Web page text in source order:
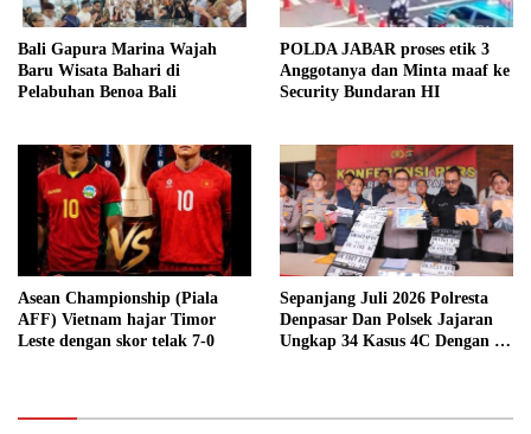
Bali Gapura Marina Wajah
Baru Wisata Bahari di
Pelabuhan Benoa Bali
POLDA JABAR proses etik 3
Anggotanya dan Minta maaf ke
Security Bundaran HI
Asean Championship (Piala
AFF) Vietnam hajar Timor
Leste dengan skor telak 7-0
Sepanjang Juli 2026 Polresta
Denpasar Dan Polsek Jajaran
Ungkap 34 Kasus 4C Dengan 42